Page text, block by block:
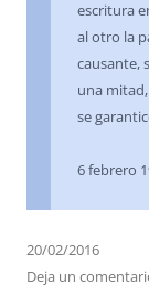
escritura
al otro la
causante,
una
se
6 febrero
20/02/2016
Deja un